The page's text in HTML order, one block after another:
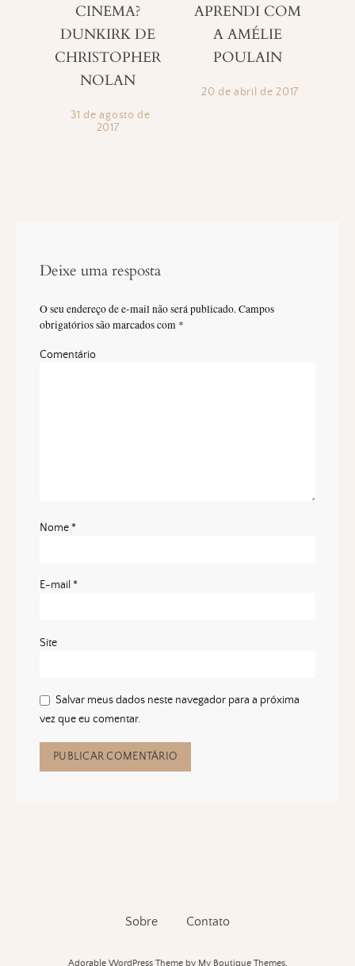
CINEMA?
DUNKIRK DE
CHRISTOPHER
NOLAN
31 de agosto de
2017
APRENDI COM
A AMÉLIE
POULAIN
20 de abril de 2017
Deixe uma resposta
O seu endereço de e-mail não será publicado.Campos
obrigatórios são marcados com *
Comentário
Nome *
E-mail *
Site
Salvar meus dados neste navegador para a próxima
vez que eu comentar.
Sobre Contato
Adorable WordPress Themeby My Boutique Themes.